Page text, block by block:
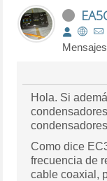
Hola. Si
Como dice
frecuencia de
cable coaxial,